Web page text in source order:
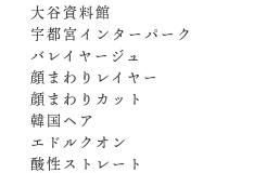
大谷資料館
宇都宮インターパーク
バレイヤージュ
顔まわりレイヤー
顔まわりカット
韓国ヘア
エドルクオン
酸性ストレート